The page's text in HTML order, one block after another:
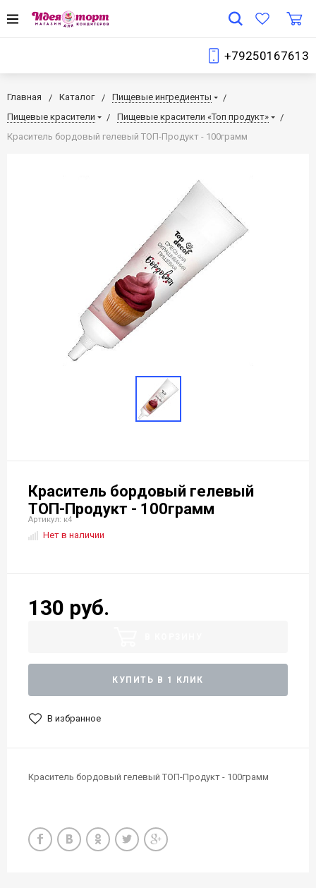
+79250167613
Главная Каталог
Пищевые ингредиенты
Пищевые красители
Пищевые красители «Топ продукт»
Краситель бордовый гелевый ТОП-Продукт - 100грамм
Краситель бордовый гелевый
ТОП-Продукт - 100грамм
Артикул: к4
Нет в наличии
130 руб.
КУПИТЬ В 1 КЛИК
В избранное
Краситель бордовый гелевый ТОП-Продукт - 100грамм